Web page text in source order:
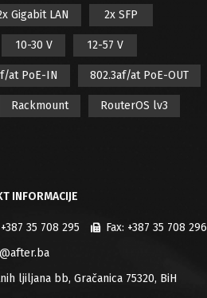
Gigabit LAN 2x SFP
10-30 V 12-57 V
at PoE-IN 802.3af/at PoE-OUT
Rackmount RouterOS lv3
INFORMACIJE
+387 35 708 295 Fax: +387 35 708 296
ljiljana bb, Gračanica 75320, BiH